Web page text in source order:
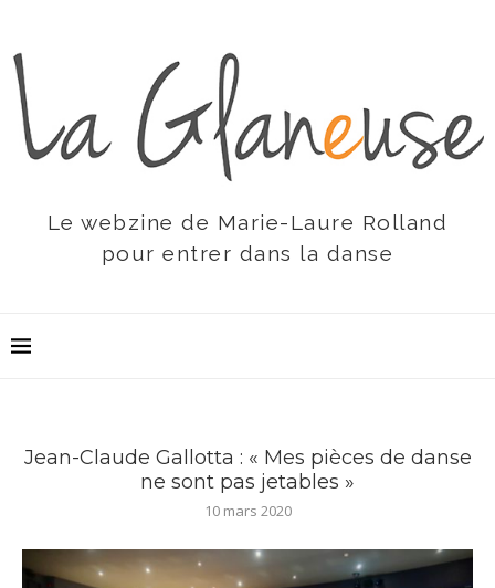
Le webzine de Marie-Laure Rolland
pour entrer dans la danse
Jean-Claude Gallotta : « Mes pièces de danse
ne sont pas jetables »
10 mars 2020